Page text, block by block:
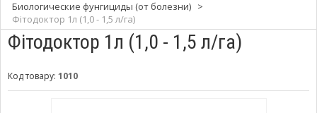
Биологические фунгициды (от болезни) >
Фітодоктор 1л (1,0 - 1,5 л/га)
Фітодоктор 1л (1,0 - 1,5 л/га)
Код товару: 1010